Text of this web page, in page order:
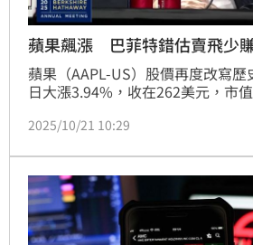
蘋果飆漲 巴菲特錯估賣飛少
蘋果（AAPL-US）股價再度改寫歷
日大漲3.94%，收在262美元，市
——華爾街傳出，股神巴菲特賣飛蘋
2025/10/21 10:29